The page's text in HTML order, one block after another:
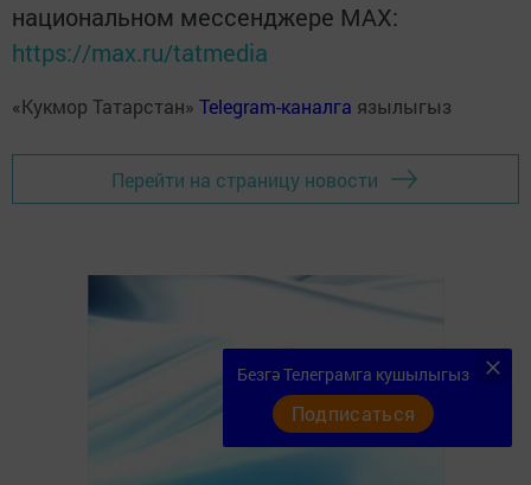
национальном мессенджере MАХ:
https://max.ru/tatmedia
«Кукмор Татарстан» Telegram-каналга язылыгыз
Перейти на страницу новости
Безгә Телеграмга кушылыгыз
Подписаться